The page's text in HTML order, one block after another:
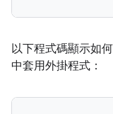
以下程式碼顯示如何
中套用外掛程式：